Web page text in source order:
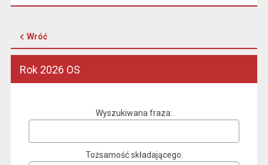
Wróć
Rok 2026 OS
Wyszukiwana fraza
Tożsamość składającego